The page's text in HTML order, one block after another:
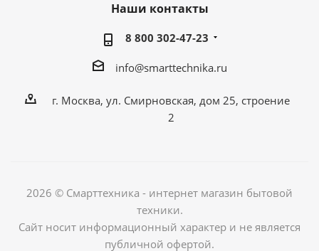
Наши контакты
8 800 302-47-23
info@smarttechnika.ru
г. Москва, ул. Смирновская, дом 25, строение
2
2026 © Смарттехника - интернет магазин бытовой
техники.
Сайт носит информационный характер и не является
публичной офертой.